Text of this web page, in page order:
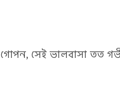
সেই ভালবাসা তত